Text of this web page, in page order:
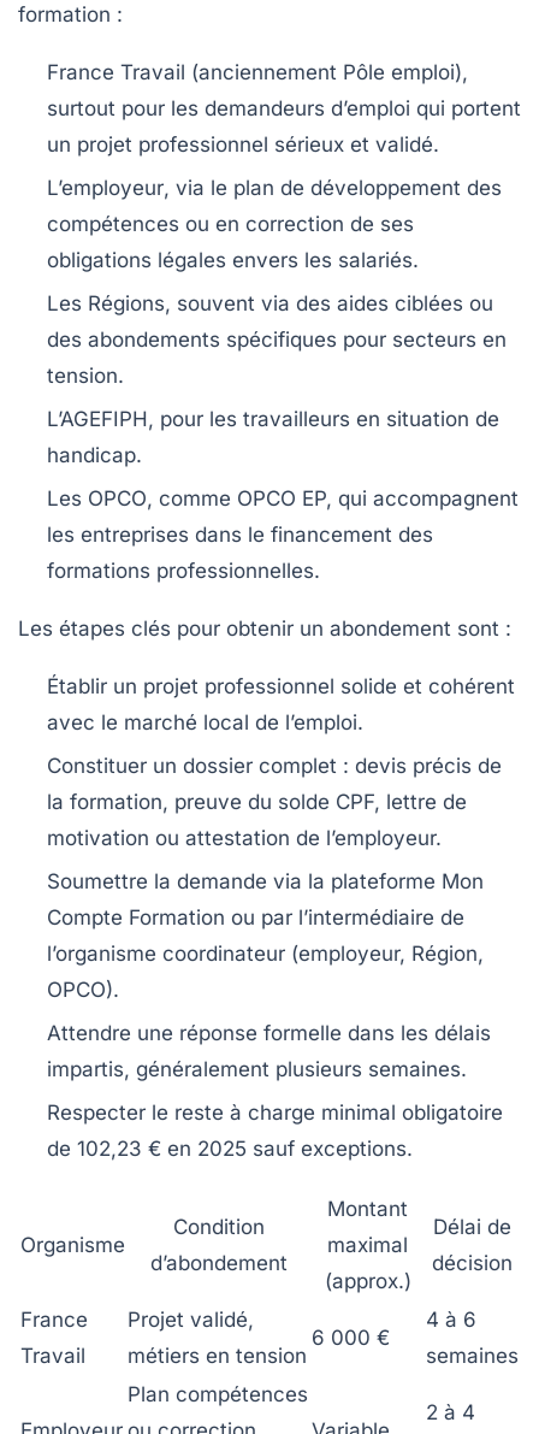
formation :
France Travail (anciennement Pôle emploi),
surtout pour les demandeurs d’emploi qui portent
un projet professionnel sérieux et validé.
L’employeur, via le plan de développement des
compétences ou en correction de ses
obligations légales envers les salariés.
Les Régions, souvent via des aides ciblées ou
des abondements spécifiques pour secteurs en
tension.
L’AGEFIPH, pour les travailleurs en situation de
handicap.
Les OPCO, comme OPCO EP, qui accompagnent
les entreprises dans le financement des
formations professionnelles.
Les étapes clés pour obtenir un abondement sont :
Établir un projet professionnel solide et cohérent
avec le marché local de l’emploi.
Constituer un dossier complet : devis précis de
la formation, preuve du solde CPF, lettre de
motivation ou attestation de l’employeur.
Soumettre la demande via la plateforme Mon
Compte Formation ou par l’intermédiaire de
l’organisme coordinateur (employeur, Région,
OPCO).
Attendre une réponse formelle dans les délais
impartis, généralement plusieurs semaines.
Respecter le reste à charge minimal obligatoire
de 102,23 € en 2025 sauf exceptions.
Organisme
Condition
d’abondement
Montant
maximal
(approx.)
Délai de
décision
France
Travail
Projet validé,
métiers en tension
6 000 €
4 à 6
semaines
Plan compétences
2 à 4